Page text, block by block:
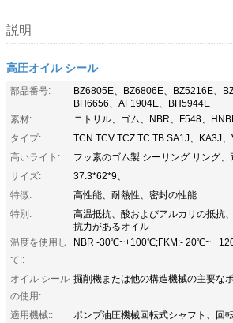
説明
高圧オイル シール
部品番号:
BZ6805E、BZ6806E、BZ5216E、
BH6656、AF1904E、BH5944E
素材:
ニトリル、ゴム、NBR、F548、
タイプ:
TCN TCV TCZ TC TB SA1J、KA3J、
高いライト:
フッ素のゴム製 シーリング リング
サイズ:
37.3*62*9、
特徴:
高性能、耐熱性、密封の性能
特別:
高温抵抗、酸およびアルカリの抵抗
抗力があるオイル
温度を使用し
て::
NBR -30℃~+100℃;FKM:- 20℃~
オイル シール
の使用:
掘削機または他の構造機械の主要な
適用機械::
ポンプ油圧機械回転式シャフト、回